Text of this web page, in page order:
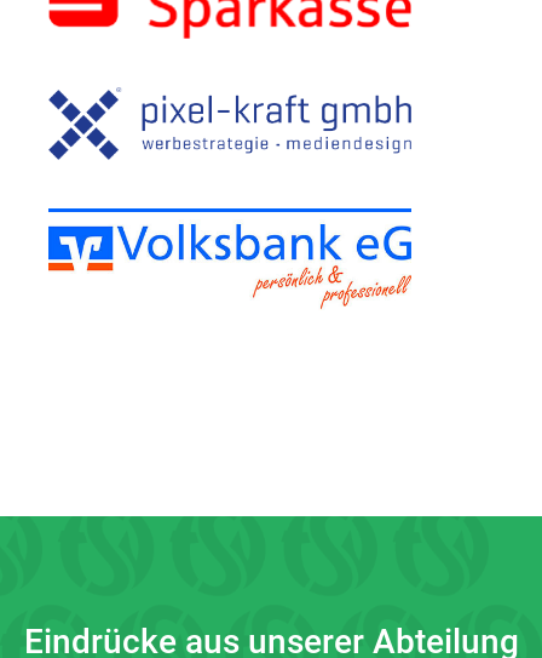
Eindrücke aus unserer Abteilung